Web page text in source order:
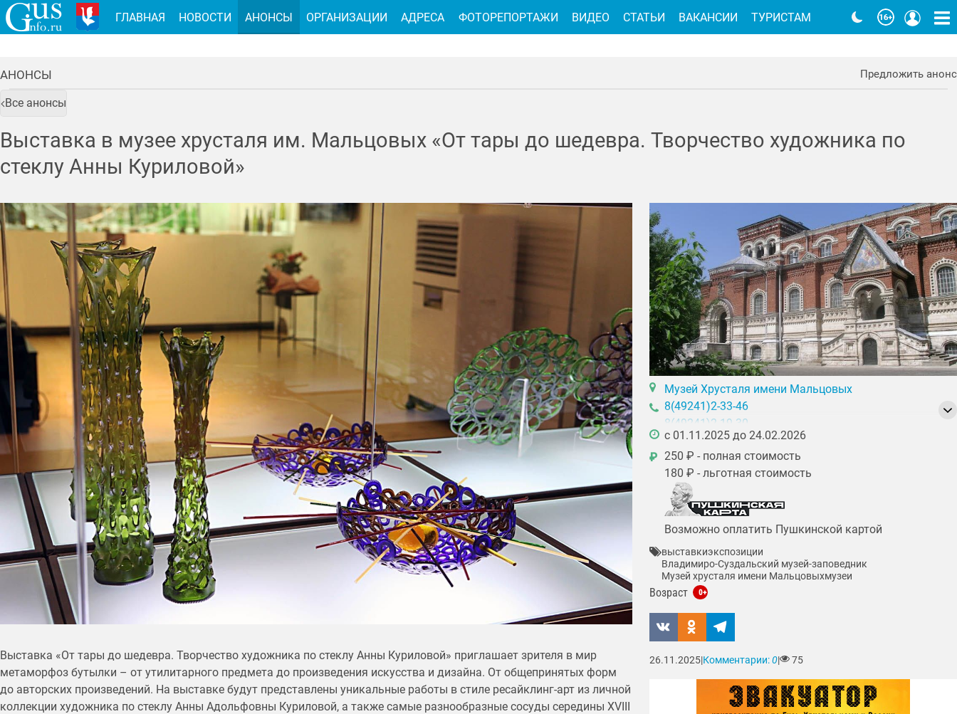
АНОНСЫ Предложить анонс
Все анонсы
Выставка в музее хрусталя им. Мальцовых «От тары до шедевра. Творчество художника по
стеклу Анны Куриловой»
Выставка «От тары до шедевра. Творчество художника по стеклу Анны Куриловой» приглашает зрителя в мир
метаморфоз бутылки – от утилитарного предмета до произведения искусства и дизайна. От общепринятых форм
до авторских произведений. На выставке будут представлены уникальные работы в стиле ресайклинг-арт из личной
коллекции художника по стеклу Анны Адольфовны Куриловой, а также самые разнообразные сосуды середины XVIII
Музей Хрусталя имени Мальцовых
8(49241)2-33-46
8(49241)2-19-30
c 01.11.2025 до 24.02.2026
250 ₽ - полная стоимость
180 ₽ - льготная стоимость
Возможно оплатить Пушкинской картой
₽
выставкиэкспозиции
Владимиро-Суздальский музей-заповедник
Музей хрусталя имени Мальцовыхмузеи
Возраст 0+
26.11.2025 Комментарии:0 75
ГЛАВНАЯ НОВОСТИ АНОНСЫ ОРГАНИЗАЦИИ АДРЕСА ФОТОРЕПОРТАЖИ ВИДЕО СТАТЬИ ВАКАНСИИ ТУРИСТАМ